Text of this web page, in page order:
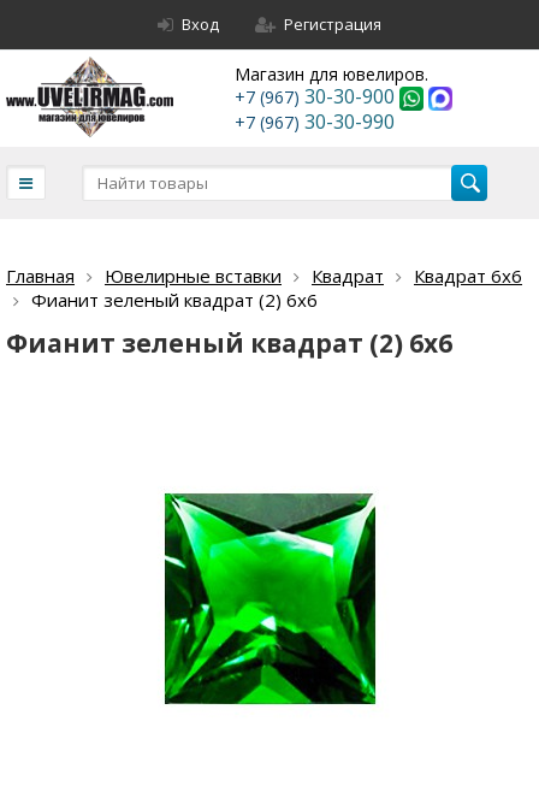
Вход Регистрация
Магазин для ювелиров.
+7 (967) 30-30-900
+7 (967) 30-30-990
Главная Ювелирные вставки Квадрат
Квадрат 6х6
Фианит зеленый квадрат (2) 6х6
Фианит зеленый квадрат (2) 6х6